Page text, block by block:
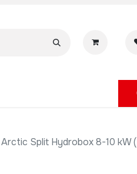
Split Hydrobox 8-10 kW